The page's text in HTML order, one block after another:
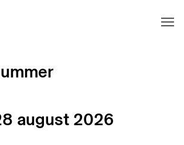
august 2026